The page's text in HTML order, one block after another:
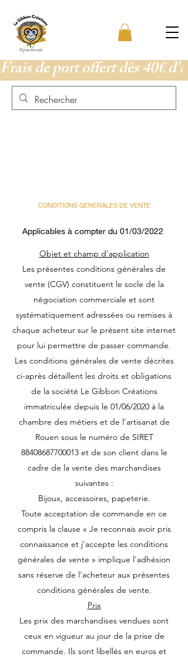
Frais de port offert dès 40€
CONDITIONS GENERALES DE VENTE
Applicables à compter du 01/03/2022
Objet et champ d'application
Les présentes conditions générales de
vente (CGV) constituent le socle de la
négociation commerciale et sont
systématiquement adressées ou remises à
chaque acheteur sur le présent site internet
pour lui permettre de passer commande.
Les conditions générales de vente décrites
ci-après détaillent les droits et obligations
de la société Le Gibbon Créations
immatriculée depuis le 01/06/2020 à la
chambre des métiers et de l’artisanat de
Rouen sous le numéro de SIRET
88408687700013et de son client dans le
cadre de la vente des marchandises
suivantes :
Bijoux, accessoires, papeterie.
Toute acceptation de commande en ce
compris la clause « Je reconnais avoir pris
connaissance et j'accepte les conditions
générales de vente » implique l'adhésion
sans réserve de l'acheteur aux présentes
conditions générales de vente.
Prix
Les prix des marchandises vendues sont
ceux en vigueur au jour de la prise de
commande. Ils sont libellés en euros et